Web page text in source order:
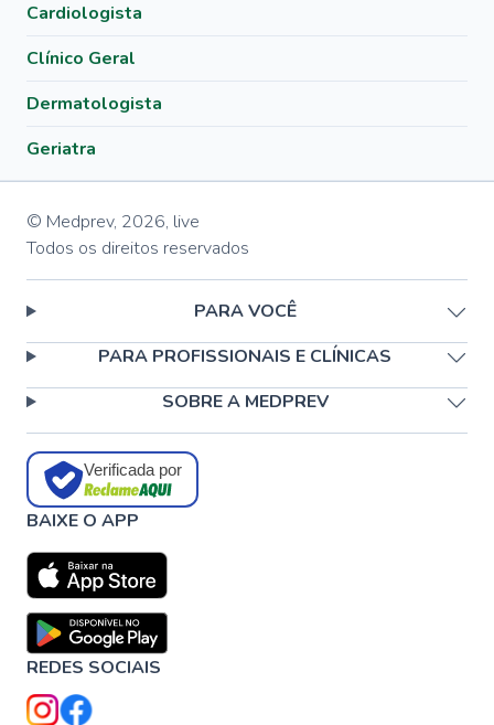
Cardiologista
Clínico Geral
Dermatologista
Geriatra
© Medprev, 2026, live
Todos os direitos reservados
PARA VOCÊ
PARA PROFISSIONAIS E CLÍNICAS
SOBRE A MEDPREV
Verificada por
BAIXE O APP
REDES SOCIAIS